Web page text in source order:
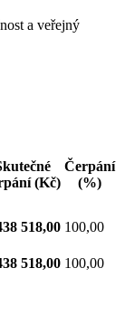
a veřejný
(Kč)
Čerpání
(%)
518,00 100,00
518,00 100,00